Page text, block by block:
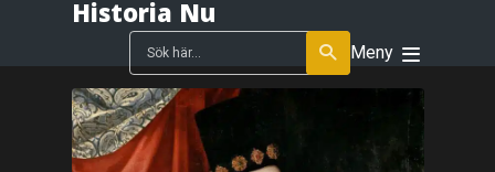
Historia Nu
Meny